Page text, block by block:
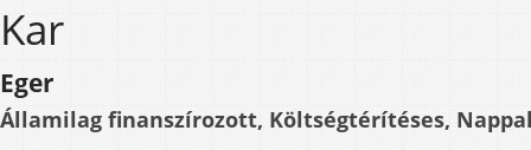
Kar
Eger
Államilag finanszírozott, Költségtérítéses,